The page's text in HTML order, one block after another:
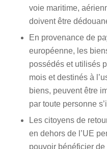
voie maritime,
doivent être
En provenance de
européenne, les
possédés et utilisés
mois et destinés à
biens, peuvent être
par toute personne
Les citoyens de
en dehors de l’UE
pouvoir bénéficier de